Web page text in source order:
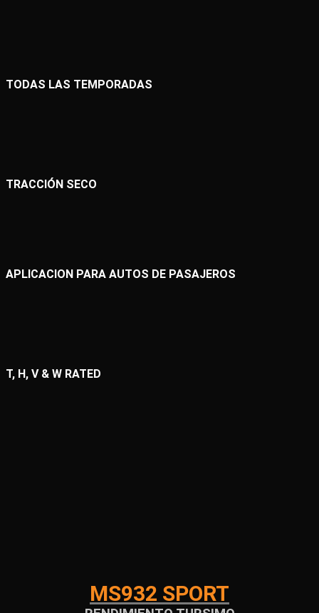
TODAS LAS TEMPORADAS
TRACCIÓN SECO
APLICACION PARA AUTOS DE PASAJEROS
T, H, V & W RATED
MS932 SPORT